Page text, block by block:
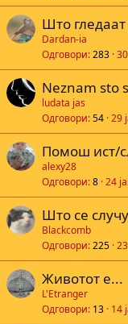
Што
Dardan-ia
Одговори 283
Neznam sto
ludata jas
Одговори 54 29
Помош ист/
alexy28
Одговори 8 24
Што се
Blackcomb
Одговори 225
Животот е...
L'Etranger
Одговори 13 14